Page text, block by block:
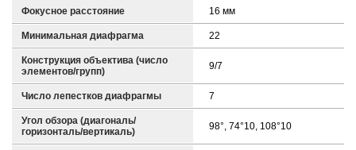
Фокусное расстояние 16 мм
Минимальная диафрагма 22
Конструкция объектива (число
элементов/групп)
9/7
Число лепестков диафрагмы 7
Угол обзора (диагональ/
горизонталь/вертикаль)
98°, 74°10, 108°10